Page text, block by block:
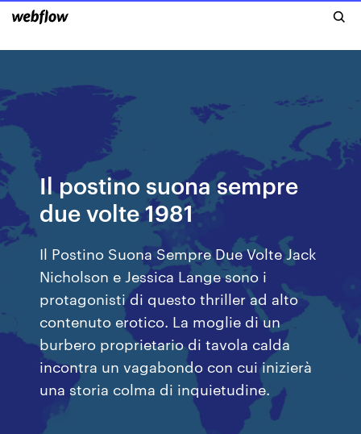
Il postino suona sempre
due volte 1981
Il Postino Suona Sempre Due Volte Jack
Nicholson e Jessica Lange sono i
protagonisti di questo thriller ad alto
contenuto erotico. La moglie di un
burbero proprietario di tavola calda
incontra un vagabondo con cui inizierà
una storia colma di inquietudine.